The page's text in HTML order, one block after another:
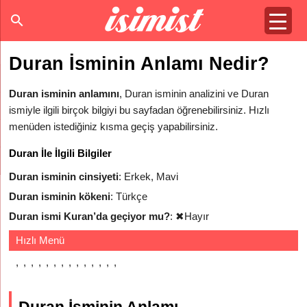
Duran İsminin Anlamı Nedir?
Duran isminin anlamını, Duran isminin analizini ve Duran
ismiyle ilgili birçok bilgiyi bu sayfadan öğrenebilirsiniz. Hızlı
menüden istediğiniz kısma geçiş yapabilirsiniz.
Duran İle İlgili Bilgiler
Duran isminin cinsiyeti: Erkek, Mavi
Duran isminin kökeni: Türkçe
Duran ismi Kuran’da geçiyor mu?: ✖Hayır
Hızlı Menü